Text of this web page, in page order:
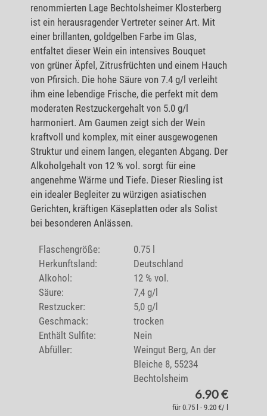
renommierten Lage Bechtolsheimer Klosterberg
ist ein herausragender Vertreter seiner Art. Mit
einer brillanten, goldgelben Farbe im Glas,
entfaltet dieser Wein ein intensives Bouquet
von grüner Äpfel, Zitrusfrüchten und einem Hauch
von Pfirsich. Die hohe Säure von 7.4 g/l verleiht
ihm eine lebendige Frische, die perfekt mit dem
moderaten Restzuckergehalt von 5.0 g/l
harmoniert. Am Gaumen zeigt sich der Wein
kraftvoll und komplex, mit einer ausgewogenen
Struktur und einem langen, eleganten Abgang. Der
Alkoholgehalt von 12 % vol. sorgt für eine
angenehme Wärme und Tiefe. Dieser Riesling ist
ein idealer Begleiter zu würzigen asiatischen
Gerichten, kräftigen Käseplatten oder als Solist
bei besonderen Anlässen.
Flaschengröße:
0.75 l
Herkunftsland:
Deutschland
Alkohol:
12 % vol.
Säure:
7,4 g/l
Restzucker:
5,0 g/l
Geschmack:
trocken
Enthält Sulfite:
Nein
Abfüller:
Weingut Berg, An der
Bleiche 8, 55234
Bechtolsheim
6.90 €
für 0.75 l - 9.20 €/ l